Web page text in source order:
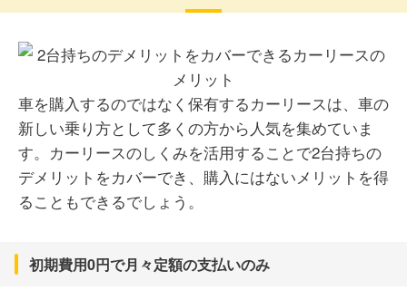
車を購入するのではなく保有するカーリースは、車の
新しい乗り方として多くの方から人気を集めていま
す。カーリースのしくみを活用することで2台持ちの
デメリットをカバーでき、購入にはないメリットを得
ることもできるでしょう。
初期費用0円で月々定額の支払いのみ